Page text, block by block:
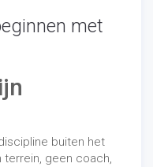
met
buiten het
terrein, geen coach,